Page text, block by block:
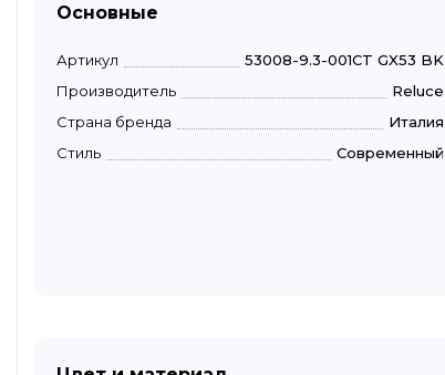
Основные
Артикул
53008-9.3-001CT GX53 BK
Производитель
Reluce
Страна бренда
Италия
Стиль
Современный